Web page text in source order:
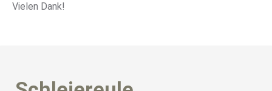
Vielen Dank!